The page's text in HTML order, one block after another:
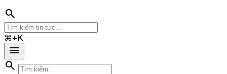
search
⌘+K
menu
search